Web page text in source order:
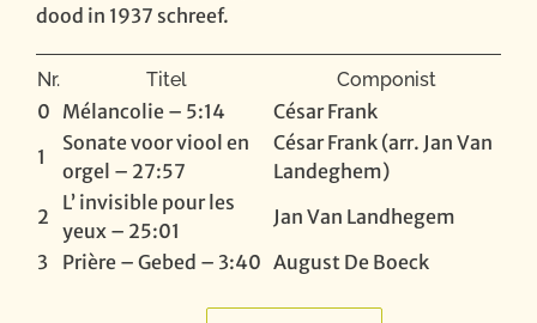
dood in 1937 schreef.
Nr. Titel Componist
0 Mélancolie – 5:14
César Frank
1
Sonate voor viool en
orgel – 27:57
César Frank (arr. Jan Van
Landeghem)
2
L’ invisible pour les
yeux – 25:01
Jan Van Landhegem
3
Prière – Gebed – 3:40 August De Boeck